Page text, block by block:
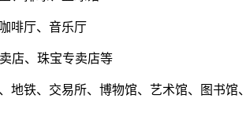
啡厅、音乐厅
店、珠宝专卖店等
地铁、交易所、博物馆、艺术馆、图书馆